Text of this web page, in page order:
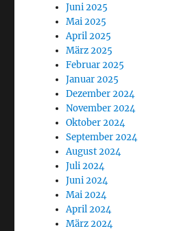
Juni 2025
Mai 2025
April 2025
März 2025
Februar 2025
Januar 2025
Dezember 2024
November 2024
Oktober 2024
September 2024
August 2024
Juli 2024
Juni 2024
Mai 2024
April 2024
März 2024